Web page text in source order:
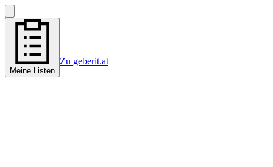
Meine Listen
Zu geberit.at